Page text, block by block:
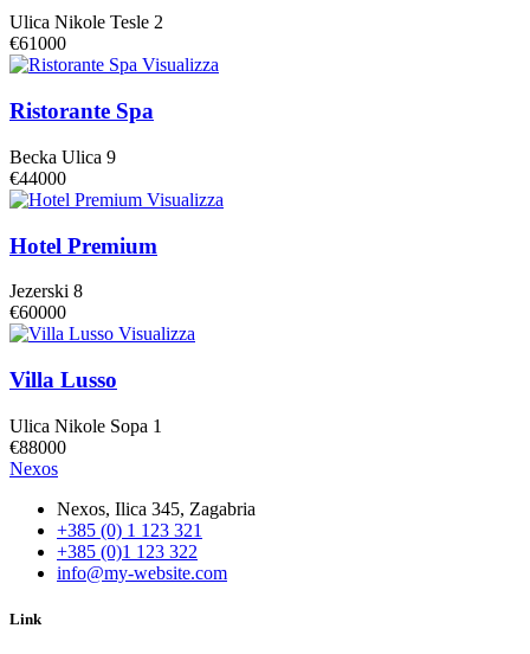
Ulica Nikole Tesle 2
€61000
Visualizza
Ristorante Spa
Becka Ulica 9
€44000
Visualizza
Hotel Premium
Jezerski 8
€60000
Visualizza
Villa Lusso
Ulica Nikole Sopa 1
€88000
Nexos
Nexos, Ilica 345, Zagabria
+385 (0) 1 123 321
+385 (0)1 123 322
info@my-website.com
Link